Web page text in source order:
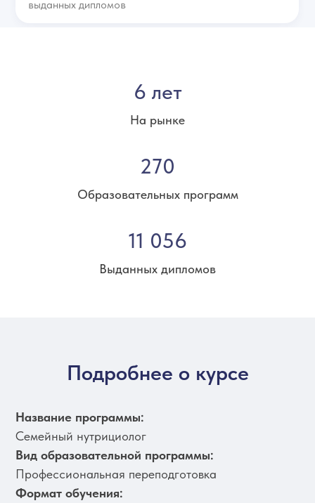
выданных дипломов
6 лет
На рынке
270
Образовательных программ
11 056
Выданных дипломов
Подробнее о курсе
Название программы:
Семейный нутрициолог
Вид образовательной программы:
Профессиональная переподготовка
Формат обучения: